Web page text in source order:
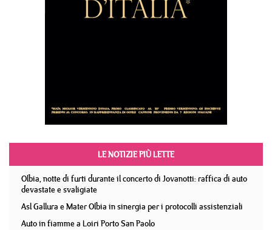
LE NOTIZIE PIÙ LETTE
Olbia, notte di furti durante il concerto di Jovanotti: raffica di auto
devastate e svaligiate
Asl Gallura e Mater Olbia in sinergia per i protocolli assistenziali
Auto in fiamme a Loiri Porto San Paolo